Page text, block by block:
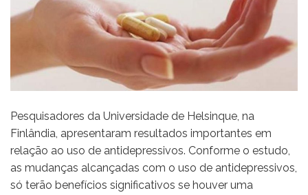
Pesquisadores da Universidade de Helsinque, na
Finlândia, apresentaram resultados importantes em
relação ao uso de antidepressivos. Conforme o estudo,
as mudanças alcançadas com o uso de antidepressivos,
só terão benefícios significativos se houver uma